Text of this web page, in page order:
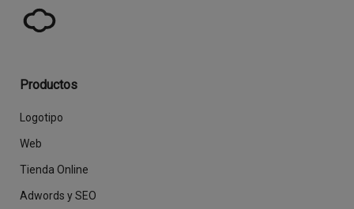
Productos
Logotipo
Web
Tienda Online
Adwords y SEO